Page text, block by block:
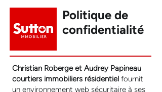
Politique de
confidentialité
Christian Roberge et Audrey Papineau
courtiers immobiliers résidentiel fournit
un environnement web sécuritaire à ses